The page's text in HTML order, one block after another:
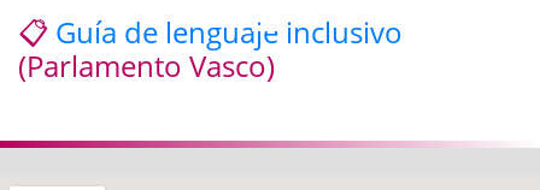
📋 Guía de lenguaje inclusivo
(Parlamento Vasco)